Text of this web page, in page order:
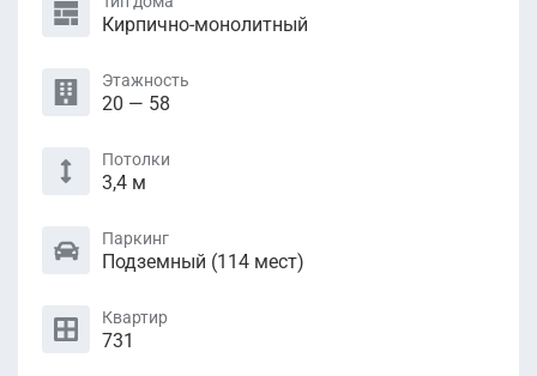
Кирпично-монолитный
Этажность
20 — 58
Потолки
3,4 м
Паркинг
Подземный (114 мест)
Квартир
731